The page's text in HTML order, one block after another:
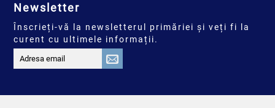
Newsletter
Înscrieți-vă la newsletterul primăriei și veți fi la
curent cu ultimele informații.